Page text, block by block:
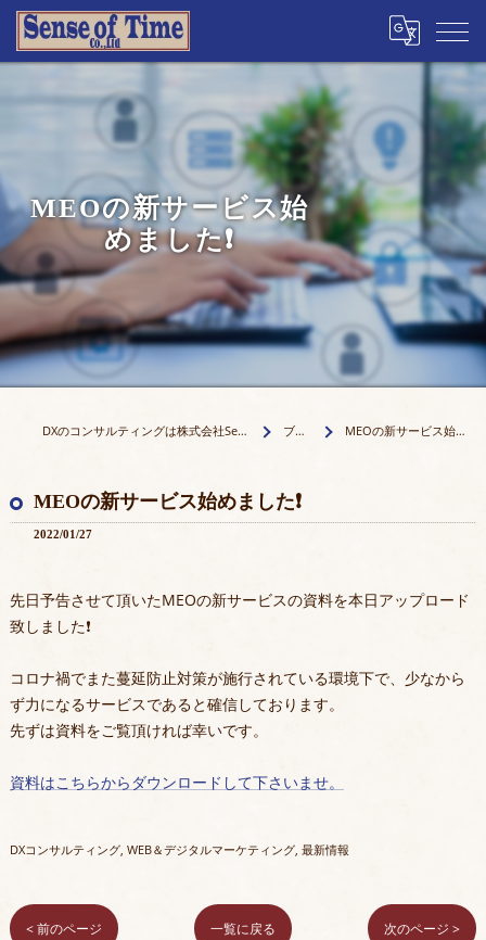
MEOの新サービス始
めました❗️
DXのコンサルティングは株式会社Senseof Time ブログ MEOの新サービス始めました❗️
MEOの新サービス始めました❗️
2022/01/27
先日予告させて頂いたMEOの新サービスの資料を本日アップロード
致しました❗️
コロナ禍でまた蔓延防止対策が施行されている環境下で、少なから
ず力になるサービスであると確信しております。
先ずは資料をご覧頂ければ幸いです。
資料はこちらからダウンロードして下さいませ。
DXコンサルティング WEB＆デジタルマーケティング 最新情報
< 前のページ 一覧に戻る 次のページ >